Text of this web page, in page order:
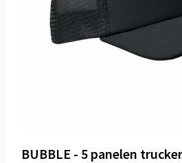
BUBBLE - 5 panelen